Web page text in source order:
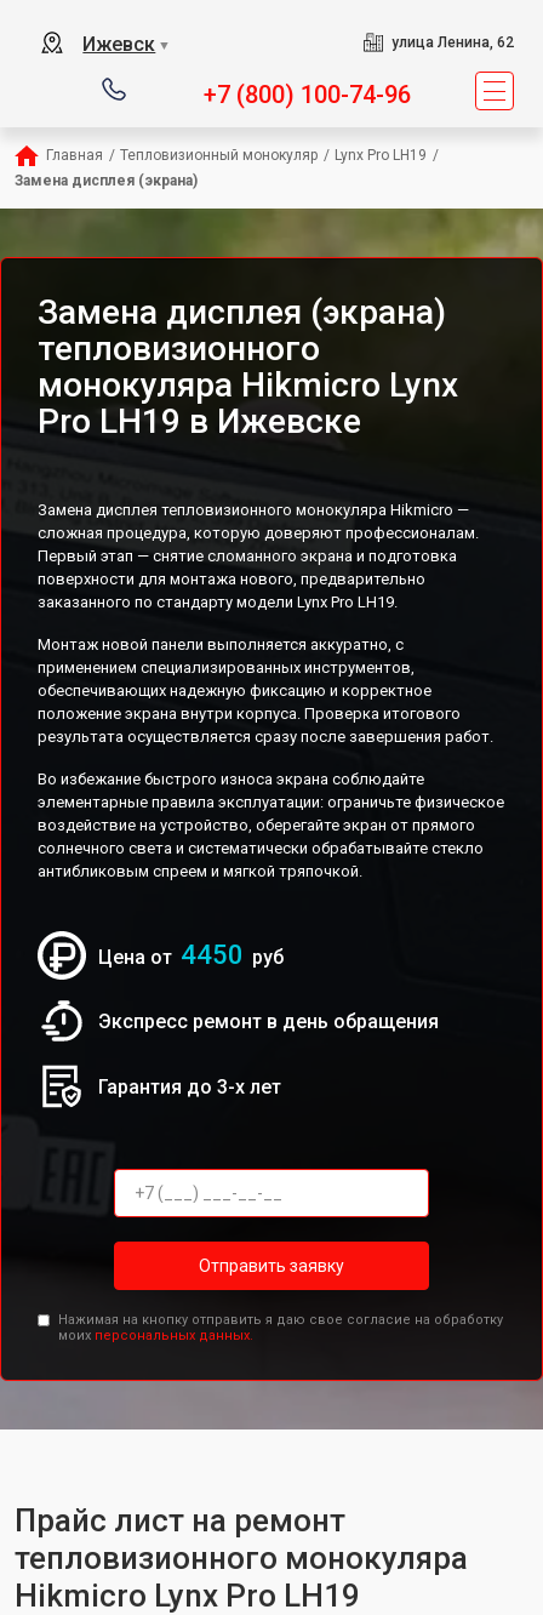
Ижевск ▼ улица Ленина, 62
+7 (800) 100-74-96
Главная / Тепловизионный монокуляр / Lynx Pro LH19 /
Замена дисплея (экрана)
Замена дисплея (экрана)
тепловизионного
монокуляра Hikmicro Lynx
Pro LH19 в Ижевске
Замена дисплея тепловизионного монокуляра Hikmicro —
сложная процедура, которую доверяют профессионалам.
Первый этап — снятие сломанного экрана и подготовка
поверхности для монтажа нового, предварительно
заказанного по стандарту модели Lynx Pro LH19.
Монтаж новой панели выполняется аккуратно, с
применением специализированных инструментов,
обеспечивающих надежную фиксацию и корректное
положение экрана внутри корпуса. Проверка итогового
результата осуществляется сразу после завершения работ.
Во избежание быстрого износа экрана соблюдайте
элементарные правила эксплуатации: ограничьте физическое
воздействие на устройство, оберегайте экран от прямого
солнечного света и систематически обрабатывайте стекло
антибликовым спреем и мягкой тряпочкой.
Цена от 4450 руб
Экспресс ремонт в день обращения
Гарантия до 3-х лет
Отправить заявку
Нажимая на кнопку отправить я даю свое согласие на обработку
моих персональных данных.
Прайс лист на ремонт
тепловизионного монокуляра
Hikmicro Lynx Pro LH19